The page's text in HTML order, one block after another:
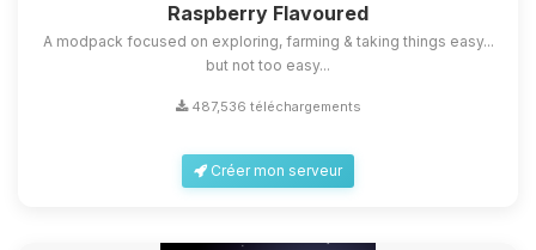
Raspberry Flavoured
A modpack focused on exploring, farming & taking things easy...
but not too easy...
487,536 téléchargements
Créer mon serveur